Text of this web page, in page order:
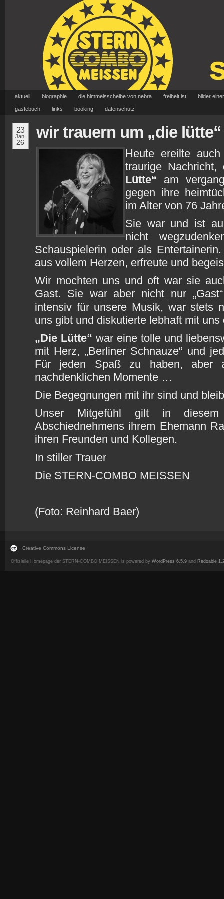
aktuell biographie die himmelsscheibe von nebra freiheit ist bilder
gästebuch links booking datenschutz
23
Jan.
26
wir trauern um „die lütte“
Heute ereilte
traurige
Lütte“ am
gegen ihre
im Alter von 76
Sie war und ist
nicht
Schauspielerin oder als
aus vollem Herzen, erfreute und
Wir mochten uns und oft war sie
Gast. Sie war aber nicht nur
intensiv für unsere Musik, war stets
uns gibt und diskutierte lebhaft mit uns
„Die Lütte“ war eine tolle und
mit Herz, „Berliner Schnauze“ und
Für jeden Spaß zu haben, aber
nachdenklichen Momente …
Die Begegnungen mit ihr sind und
Unser Mitgefühl gilt in diesem
Abschiednehmens ihrem Ehemann
ihren Freunden und Kollegen.
In stiller Trauer
Die STERN-COMBO MEISSEN
(Foto: Reinhard Baer)
Creative Commons License
Offizielle Homepage der STERN-COMBO MEISSEN is powered by WordPress 6.5.9 and Redoable